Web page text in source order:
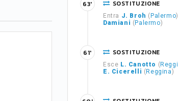
SOSTITUZIONE
Entra J. Broh ( Palermo
Damiani ( Palermo)
63'
SOSTITUZIONE
Esce L. Canotto (
E. Cicerelli ( Reggina)
61'